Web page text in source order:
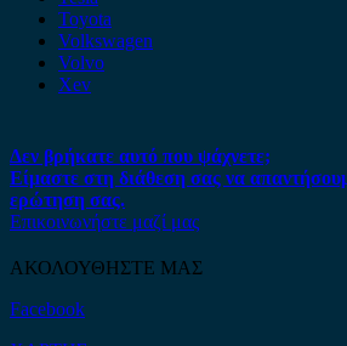
Toyota
Volkswagen
Volvo
Xev
Δεν βρήκατε αυτό που ψάχνετε;
Είμαστε στη διάθεση σας να
ερώτηση σας.
Επικοινωνήστε μαζί μας
ΑΚΟΛΟΥΘΗΣΤΕ ΜΑΣ
Facebook